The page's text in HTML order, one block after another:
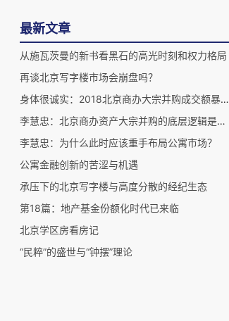
最新文章
从施瓦茨曼的新书看黑石的高光时刻和权力格局
再谈北京写字楼市场会崩盘吗？
身体很诚实：2018北京商办大宗并购成交额暴涨80%
李慧忠：北京商办资产大宗并购的底层逻辑是什么？
李慧忠：为什么此时应该重手布局公寓市场？
公寓金融创新的苦涩与机遇
承压下的北京写字楼与高度分散的经纪生态
第18篇：地产基金份额化时代已来临
北京学区房看房记
“民粹”的盛世与“钟摆”理论